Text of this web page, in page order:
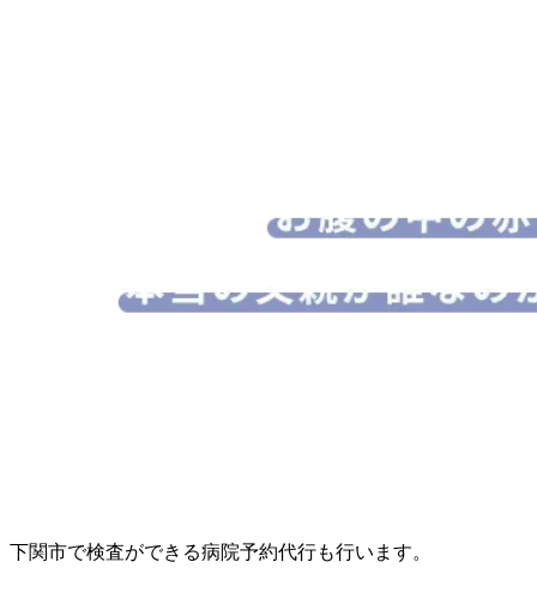
下関市で検査ができる病院予約代行も行います。